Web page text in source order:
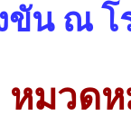
น ณ โ
หมวดห